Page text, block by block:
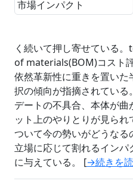
く続いて押し寄せている
of materials(BOM)コスト
依然革新性に重きを置い
択の傾向が指摘されてい
デートの不具合、本体が
ット上のやりとりが見ら
ついて今の勢いがどうなる
立場に応じて割れるインパ
に与えている。 [→続きを